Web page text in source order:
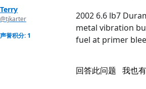
Terry
@tjkarter
声誉积分: 1
2002 6.6 lb7
metal vibration
fuel at primer
回答此问题 我也